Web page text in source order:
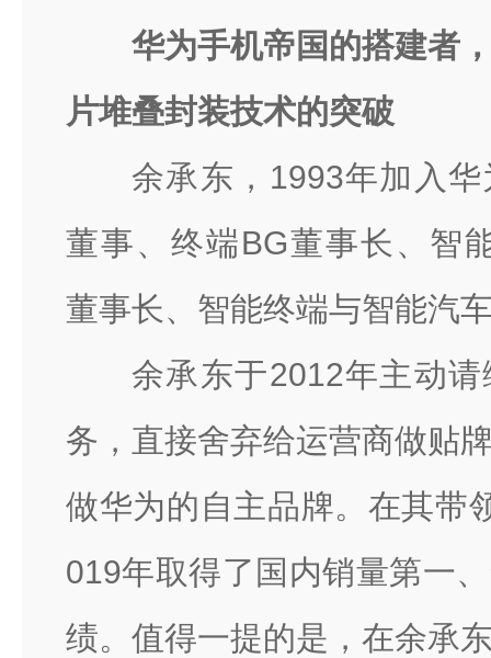
华为手机帝国的搭建者
片堆叠封装技术的突破
余承东，1993年加入
董事、终端BG董事长、智
董事长、智能终端与智能汽
余承东于2012年主动
务，直接舍弃给运营商做贴
做华为的自主品牌。在其带
019年取得了国内销量第一
绩。值得一提的是，在余承